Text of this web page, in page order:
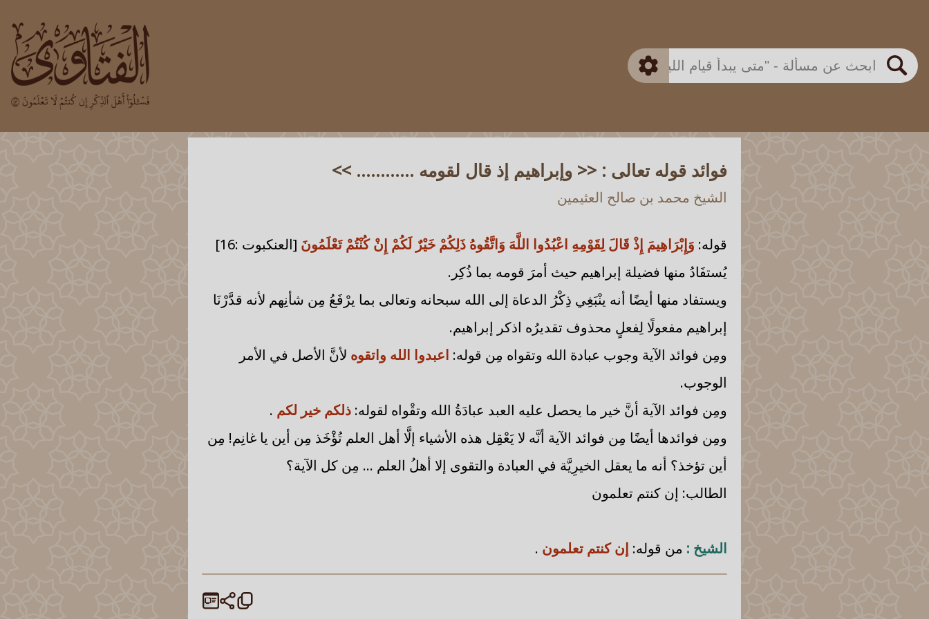
بحث
اللجنة الدائمة
متقدم
فوائد قوله تعالى : << وإبراهيم إذ قال لقومه ............ >>
الشيخ محمد بن صالح العثيمين
قوله: وَإِبْرَاهِيمَ إِذْ قَالَ لِقَوْمِهِ اعْبُدُوا اللَّهَ وَاتَّقُوهُ ذَلِكُمْ خَيْرٌ لَكُمْ إِنْ كُنْتُمْ تَعْلَمُونَ
[العنكبوت :16]
يُستفَادُ منها فضيلة إبراهيم حيث أمرَ قومه بما ذُكِر.
ويستفاد منها أيضًا أنه ينْبَغِي ذِكْرُ الدعاة إلى الله سبحانه وتعالى بما يرْفَعُ مِن شأنِهم لأنه قدَّرْنَا
إبراهيم مفعولًا لِفعلٍ محذوف تقديرُه اذكر إبراهيم.
ومِن فوائد الآية وجوب عبادة الله وتقواه مِن قوله: اعبدوا الله واتقوه لأنَّ الأصل في الأمر
الوجوب.
ومِن فوائد الآية أنَّ خير ما يحصل عليه العبد عبادَةُ الله وتقْواه لقوله: ذلكم خير لكم .
ومِن فوائدها أيضًا مِن فوائد الآية أنَّه لا يَعْقِل هذه الأشياء إلَّا أهل العلم تُؤْخَذ مِن أين يا غانِم! مِن
أين تؤخذ؟ أنه ما يعقل الخيرِيَّة في العبادة والتقوى إلا أهلُ العلم ... مِن كل الآية؟
الطالب: إن كنتم تعلمون
الشيخ : من قوله: إن كنتم تعلمون .